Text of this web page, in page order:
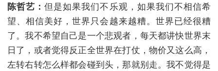
陈哲艺：但是如果我们不乐观，如果我们不相信希
望、相信美好，世界只会越来越糟。世界已经很糟
了。我不希望自己是一个悲观者，每天都讲快世界末
日了，或者觉得反正全世界在打仗，物价又这么高，
左转右转怎么样都会碰到头，那就别走。我不觉得是